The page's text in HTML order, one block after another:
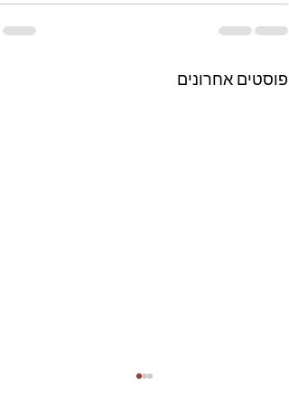
פוסטים אחרונים